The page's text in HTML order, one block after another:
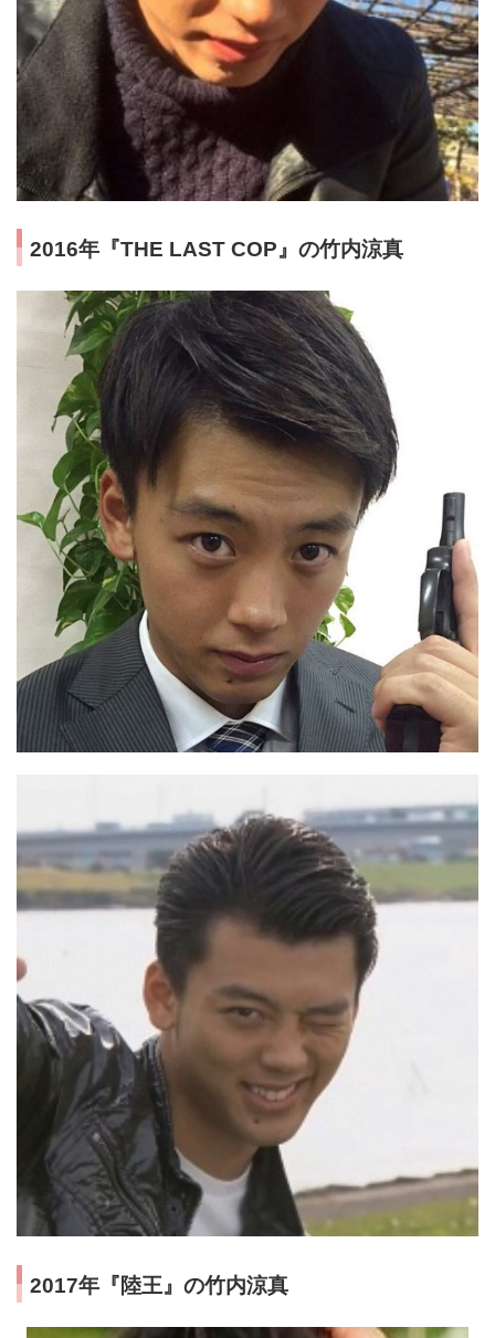
2016年『THE LAST COP』の竹内涼真
2017年『陸王』の竹内涼真